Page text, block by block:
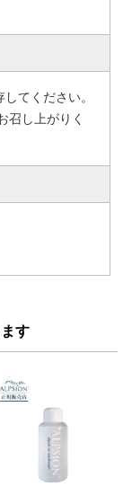
てください。
し上がりく
す